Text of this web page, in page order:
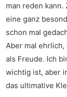
man reden kann.
eine ganz
schon mal
Aber mal
als Freude. Ich
wichtig ist, aber
das ultimative